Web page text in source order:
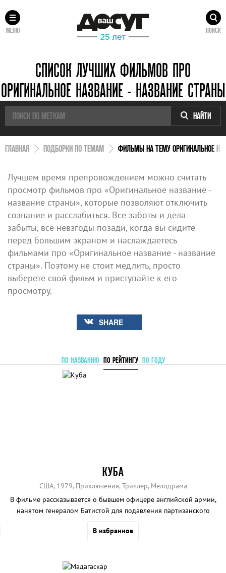
МЕНЮ ПОИСК
СПИСОК ЛУЧШИХ ФИЛЬМОВ ПРО
ОРИГИНАЛЬНОЕ НАЗВАНИЕ - НАЗВАНИЕ СТРАНЫ
НАЙТИ
ГЛАВНАЯ ПОДБОРКИ ПО ТЕМАМ ФИЛЬМЫ НА ТЕМУ ОРИГИНАЛЬНОЕ
Лучшем время препровождением можно считать
просмотр фильмов про «Оригинальное название -
название страны», которые позволяют отключить
сознание и расслабиться. Все заботы и дела
забыты, все невзгоды позади, когда вы сидите
перед большим экраном и наслаждаетесь
фильмами про «Оригинальное название - название
страны». Поэтому не стоит медлить, просто
выберете свой фильм и приступайте к его
просмотру.
SHARE
ПО НАЗВАНИЮ ПО РЕЙТИНГУ ПО ГОДУ
КУБА
США, 1979, Приключения, Триллер, Мелодрама
В фильме рассказывается о бывшем офицере английской армии,
нанятом генералом Батистой для подавления партизанского
В избранное